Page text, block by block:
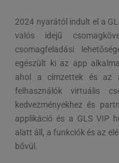
2024 nyarától indult el a
valós idejű
csomagfeladási
egészült ki az app
ahol a címzettek és az
felhasználók virtuális
kedvezményekhez és
applikáció és a GLS VIP
alatt áll, a funkciók és az
bővül.